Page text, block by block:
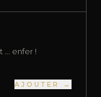
enfer !
AJOUTER →